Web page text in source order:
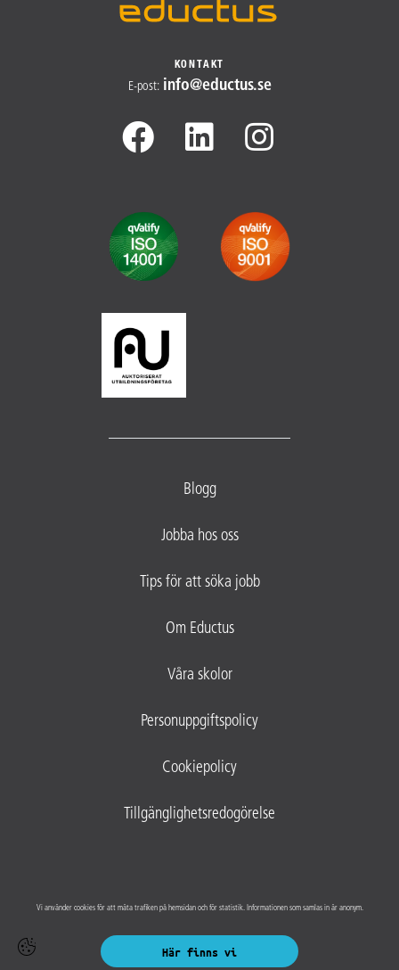
Här finns vi
KONTAKT
E-post: info@​eductus.se
Blogg
Jobba hos oss
Tips för att söka jobb
Om Eductus
Våra skolor
Personuppgiftspolicy
Cookiepolicy
Tillgänglighetsredogörelse
Vi använder cookies för att mäta trafiken på hemsidan och för statistik. Informationen som samlas in är anonym.